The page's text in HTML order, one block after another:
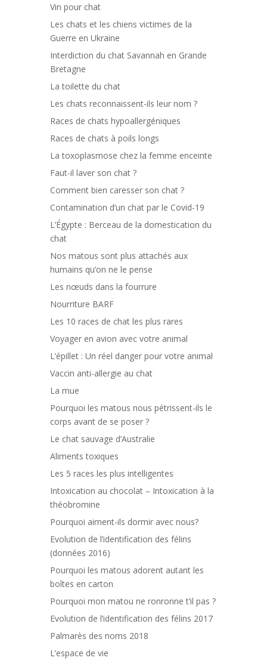
Vin pour chat
Les chats et les chiens victimes de la
Guerre en Ukraine
Interdiction du chat Savannah en Grande
Bretagne
La toilette du chat
Les chats reconnaissent-ils leur nom ?
Races de chats hypoallergéniques
Races de chats à poils longs
La toxoplasmose chez la femme enceinte
Faut-il laver son chat ?
Comment bien caresser son chat ?
Contamination d’un chat par le Covid-19
L’Égypte : Berceau de la domestication du
chat
Nos matous sont plus attachés aux
humains qu’on ne le pense
Les nœuds dans la fourrure
Nourriture BARF
Les 10 races de chat les plus rares
Voyager en avion avec votre animal
L’épillet : Un réel danger pour votre animal
Vaccin anti-allergie au chat
La mue
Pourquoi les matous nous pétrissent-ils le
corps avant de se poser ?
Le chat sauvage d’Australie
Aliments toxiques
Les 5 races les plus intelligentes
Intoxication au chocolat – Intoxication à la
théobromine
Pourquoi aiment-ils dormir avec nous?
Evolution de l’identification des félins
(données 2016)
Pourquoi les matous adorent autant les
boîtes en carton
Pourquoi mon matou ne ronronne t’il pas ?
Evolution de l’identification des félins 2017
Palmarès des noms 2018
L’espace de vie